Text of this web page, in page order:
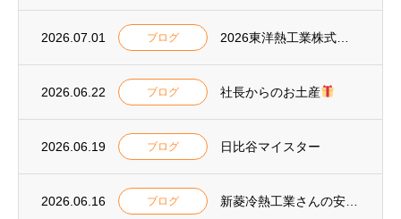
2026.07.01 ブログ
2026.06.22 ブログ 社長からのお土産
2026.06.19 ブログ 日比谷マイスター
2026.06.16 ブログ